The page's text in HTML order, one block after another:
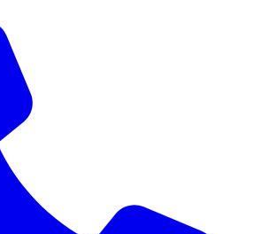
landsdekkende
Vi har
med høy
ditt nærmeste Ocab-